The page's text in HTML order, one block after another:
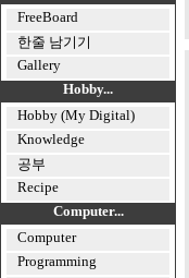
FreeBoard
한줄 남기기
Gallery
Hobby...
Hobby (My Digital)
Knowledge
공부
Recipe
Computer...
Computer
Programming